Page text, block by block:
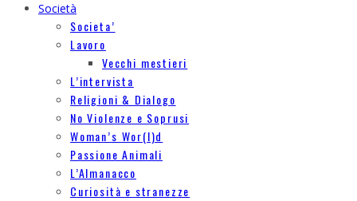
Società
Societa’
Lavoro
Vecchi mestieri
L’intervista
Religioni & Dialogo
No Violenze e Soprusi
Woman’s Wor(l)d
Passione Animali
L’Almanacco
Curiosità e stranezze